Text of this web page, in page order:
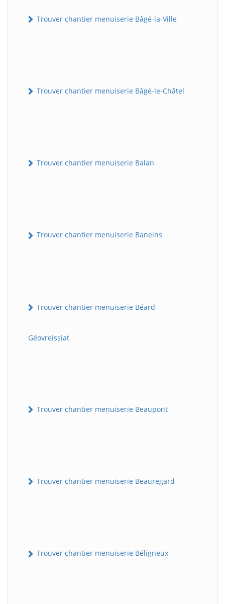
Trouver chantier menuiserie Bâgé-la-Ville
Trouver chantier menuiserie Bâgé-le-Châtel
Trouver chantier menuiserie Balan
Trouver chantier menuiserie Baneins
Trouver chantier menuiserie Béard-
Géovreissiat
Trouver chantier menuiserie Beaupont
Trouver chantier menuiserie Beauregard
Trouver chantier menuiserie Béligneux